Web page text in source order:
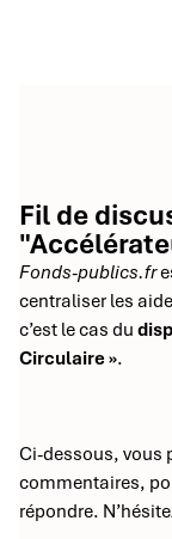
Fil de
Fonds-publics.fr
centraliser les
c’est le cas du
Circulaire ».
Ci-dessous, vous
commentaires,
répondre.